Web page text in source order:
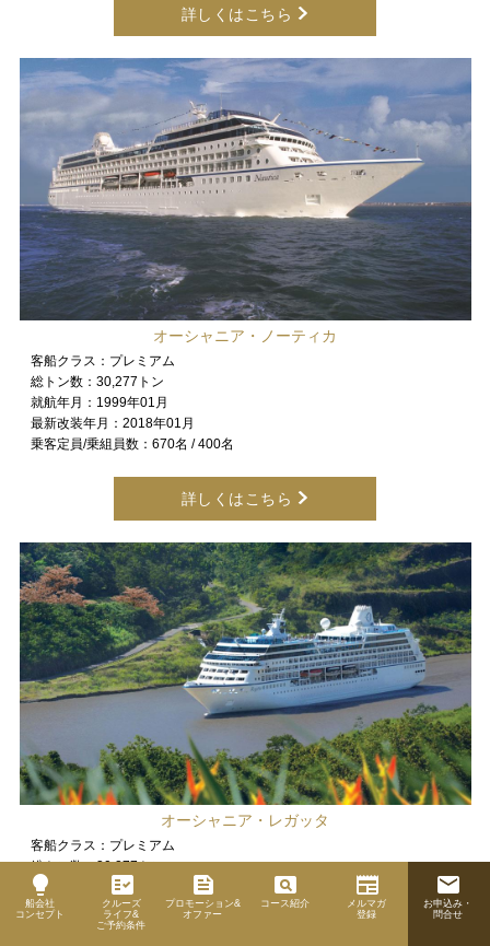
lightbulb
船会社
コンセプト
fact_check
クルーズ
ライフ&
ご予約条件
feed
プロモーション&
オファー
pageview
コース紹介
newspaper
メルマガ
登録
email
お申込み・
問合せ
詳しくはこちら
オーシャニア・ノーティカ
客船クラス： プレミアム
総トン数： 30,277トン
就航年月： 1999年01月
最新改装年月： 2018年01月
乗客定員/乗組員数： 670名 / 400名
詳しくはこちら
オーシャニア・レガッタ
客船クラス： プレミアム
総トン数：30,277トン
就航年月：
1998年11月
最新改装年月：2019年09月
乗客定員/乗組員数：